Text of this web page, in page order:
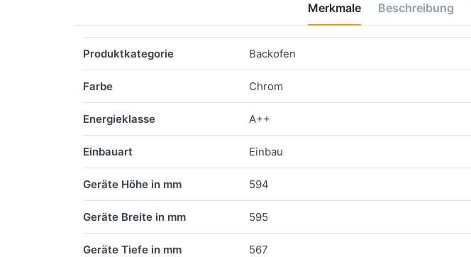
Merkmale Beschreibung
Produktkategorie Backofen
Farbe Chrom
Energieklasse A++
Einbauart Einbau
Geräte Höhe in mm 594
Geräte Breite in mm 595
Geräte Tiefe in mm 567